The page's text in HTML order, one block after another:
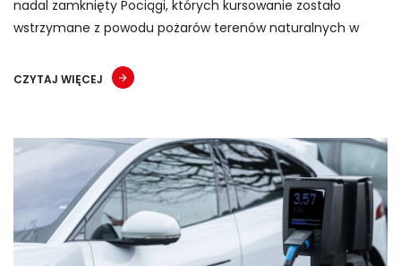
nadal zamknięty Pociągi, których kursowanie zostało
wstrzymane z powodu pożarów terenów naturalnych w
CZYTAJ WIĘCEJ